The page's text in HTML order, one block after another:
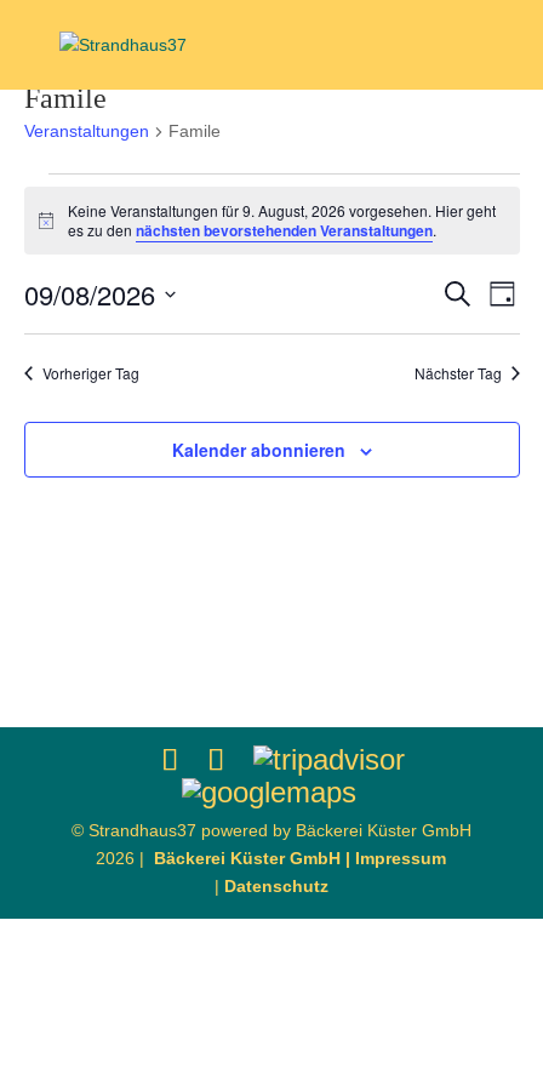
Famile
Veranstaltungen Famile
für
August,
2026
Hinweis
Keine Veranstaltungen für 9. August, 2026 vorgesehen. Hier geht
es zu den nächsten bevorstehenden Veranstaltungen.
Suche
Tag
09/08/2026
Vorheriger Tag Nächster Tag
Kalender abonnieren
© Strandhaus37 powered by Bäckerei Küster GmbH
2026 |
Bäckerei Küster GmbH | Impressum
| Datenschutz